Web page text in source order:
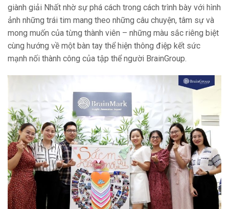
giành giải Nhất nhờ sự phá cách trong cách trình bày với hình
ảnh những trái tim mang theo những câu chuyện, tâm sự và
mong muốn của từng thành viên – những màu sắc riêng biệt
cùng hướng về một bàn tay thể hiện thông điệp kết sức
mạnh nối thành công của tập thể người BrainGroup.